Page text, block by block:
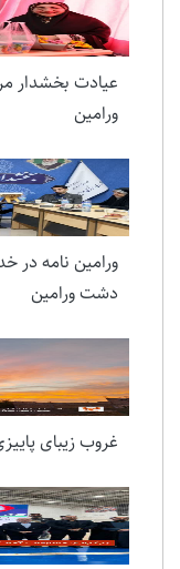
عیادت بخشدار
ورامین
ورامین نامه در
دشت ورامین
غروب زیبای